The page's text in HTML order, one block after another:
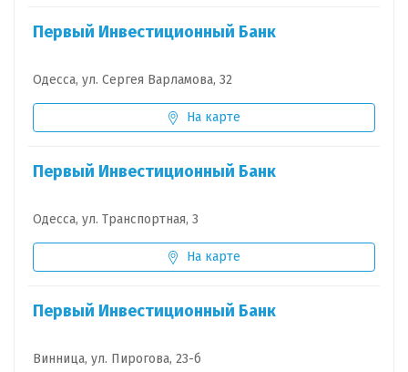
Первый Инвестиционный Банк
Одесса, ул. Сергея Варламова, 32
На карте
Первый Инвестиционный Банк
Одесса, ул. Транспортная, 3
На карте
Первый Инвестиционный Банк
Винница, ул. Пирогова, 23-б